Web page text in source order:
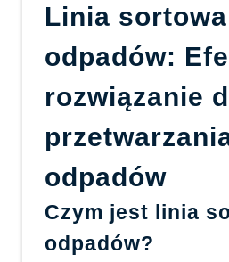
Linia
odpadów:
rozwiązanie
odpadów
Czym jest linia
odpadów?